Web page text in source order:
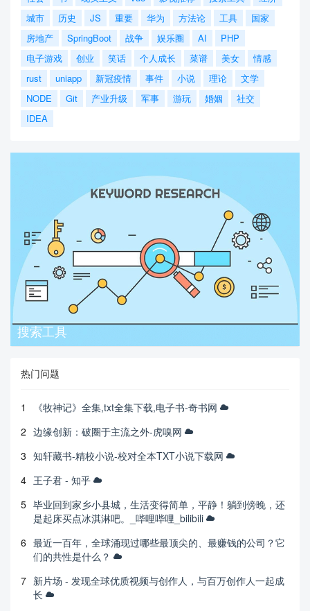
城市
历史 JS 重要 华为 方法论 工具
国家
房地产
SpringBoot 战争 娱乐圈 AI
PHP
电子游戏
创业 笑话 个人成长 菜谱 美女
情感
rust
uniapp 新冠疫情 事件 小说 理论
文学
NODE
Git 产业升级 军事 游玩 婚姻
社交
IDEA
搜索工具
热门问题
1
《牧神记》全集,txt全集下载,电子书-奇书网
2 边缘创新：破圈于主流之外-虎嗅网
3 知轩藏书-精校小说-校对全本TXT小说下载网
4 王子君 - 知乎
5 毕业回到家乡小县城，生活变得简单，平静！躺到傍晚，还
是起床买点冰淇淋吧。_哔哩哔哩_bilibili
6 最近一百年，全球涌现过哪些最顶尖的、最赚钱的公司？它
们的共性是什么？
7 新片场 - 发现全球优质视频与创作人，与百万创作人一起成
长